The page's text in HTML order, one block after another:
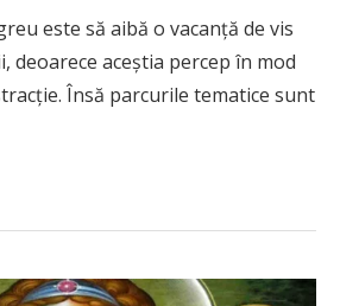
este să aibă o vacanță de vis
deoarece aceștia percep în mod
Însă parcurile tematice sunt